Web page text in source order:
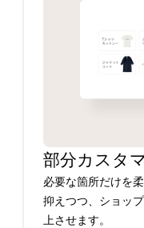
部分カスタ
必要な箇所だけを
抑えつつ、ショッ
上させます。